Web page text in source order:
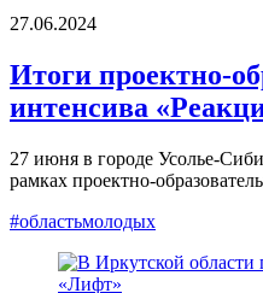
27.06.2024
Итоги проектно-
интенсива
27 июня в городе Усолье-
рамках проектно-
#областьмолодых